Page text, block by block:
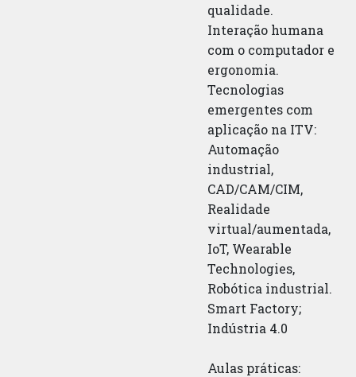
qualidade.
Interação humana
com o computador e
ergonomia.
Tecnologias
emergentes com
aplicação na ITV:
Automação
industrial,
CAD/CAM/CIM,
Realidade
virtual/aumentada,
IoT, Wearable
Technologies,
Robótica industrial.
Smart Factory;
Indústria 4.0
Aulas práticas: